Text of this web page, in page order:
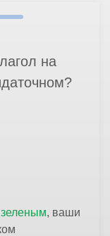
на
зеленым, ваши